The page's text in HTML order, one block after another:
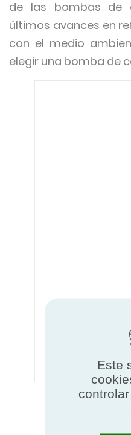
de las bombas de
últimos avances en
con el medio
elegir una bomba de
Obtenga
Este